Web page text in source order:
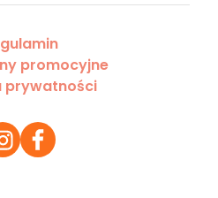
promocyjne
prywatności